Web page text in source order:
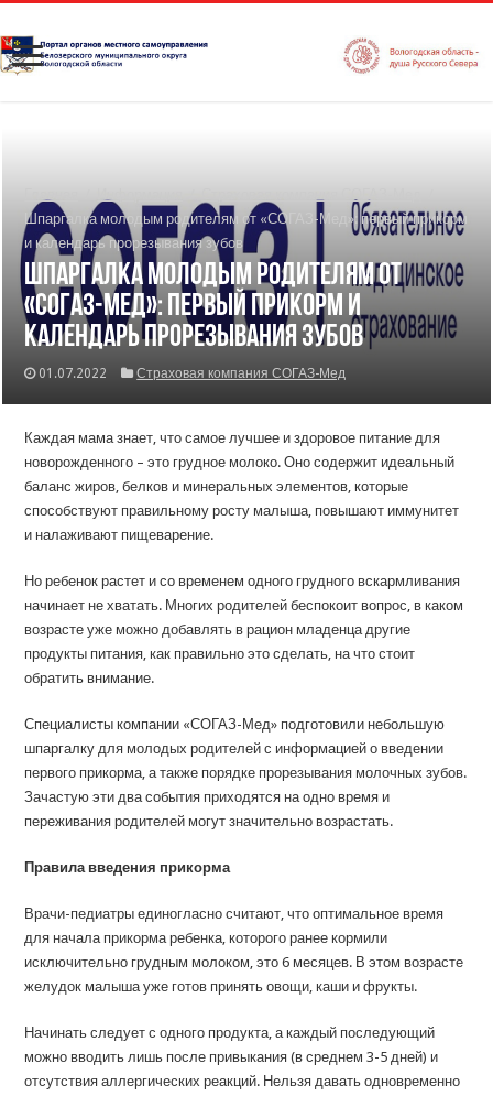
Шпаргалка молодым родителям от «СОГАЗ-Мед»: первый прикорм
и календарь прорезывания зубов
Шпаргалка молодым родителям от
«СОГАЗ-Мед»: первый прикорм и
календарь прорезывания зубов
01.07.2022 Страховая компания СОГАЗ-Мед
Каждая мама знает, что самое лучшее и здоровое питание для
новорожденного – это грудное молоко. Оно содержит идеальный
баланс жиров, белков и минеральных элементов, которые
способствуют правильному росту малыша, повышают иммунитет
и налаживают пищеварение.
Но ребенок растет и со временем одного грудного вскармливания
начинает не хватать. Многих родителей беспокоит вопрос, в каком
возрасте уже можно добавлять в рацион младенца другие
продукты питания, как правильно это сделать, на что стоит
обратить внимание.
Специалисты компании «СОГАЗ-Мед» подготовили небольшую
шпаргалку для молодых родителей с информацией о введении
первого прикорма, а также порядке прорезывания молочных зубов.
Зачастую эти два события приходятся на одно время и
переживания родителей могут значительно возрастать.
Правила введения прикорма
Врачи-педиатры единогласно считают, что оптимальное время
для начала прикорма ребенка, которого ранее кормили
исключительно грудным молоком, это 6 месяцев. В этом возрасте
желудок малыша уже готов принять овощи, каши и фрукты.
Начинать следует с одного продукта, а каждый последующий
можно вводить лишь после привыкания (в среднем 3-5 дней) и
отсутствия аллергических реакций. Нельзя давать одновременно